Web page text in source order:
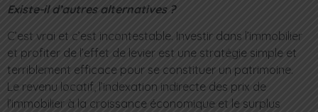
Existe-il d’autres alternatives ?
C’est vrai et c’est incontestable. Investir dans l’immobilier
et profiter de l’effet de levier est une stratégie simple et
terriblement efficace pour se constituer un patrimoine.
Le revenu locatif, l’indexation indirecte des prix de
l’immobilier à la croissance économique et le surplus